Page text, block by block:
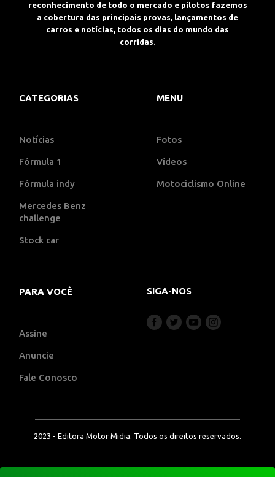
reconhecimento de todo o mercado e pilotos fazemos
a cobertura das principais provas, lançamentos de
carros e notícias, todos os dias do mundo das
corridas.
CATEGORIAS
Notícias
Fórmula 1
Fórmula indy
Mercedes Benz
challenge
Stock car
MENU
Fotos
Vídeos
Motociclismo Online
PARA VOCÊ
Assine
Anuncie
Fale Conosco
SIGA-NOS
2023 - Editora Motor Midia. Todos os direitos reservados.